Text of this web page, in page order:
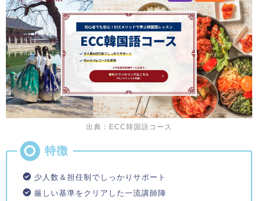
出典：ECC韓国語コース
少人数＆担任制でしっかりサポート
厳しい基準をクリアした一流講師陣